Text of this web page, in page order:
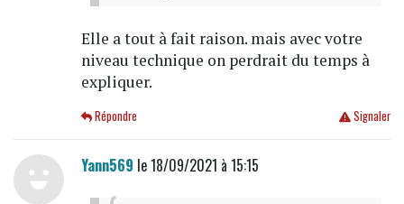
Elle a tout à fait raison. mais avec votre
niveau technique on perdrait du temps à
expliquer.
Signaler
Répondre
Yann569 le 18/09/2021 à 15:15